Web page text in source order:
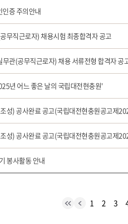
인증 주의안내
무직근로자) 채용시험 최종합격자 공고
관(공무직근로자) 채용 서류전형 합격자 공
년 어느 좋은 날의 국립대전현충원'
성) 공사완료 공고(국립대전현충원공고제
성) 공사완료 공고(국립대전현충원공고제
봉사활동 안내
1 2 3